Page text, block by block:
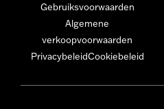
Gebruiksvoorwaarden
Algemene
verkoopvoorwaarden
PrivacybeleidCookiebeleid